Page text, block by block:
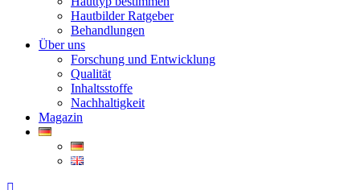
Hautbilder Ratgeber
Behandlungen
Über uns
Forschung und Entwicklung
Qualität
Inhaltsstoffe
Nachhaltigkeit
Magazin